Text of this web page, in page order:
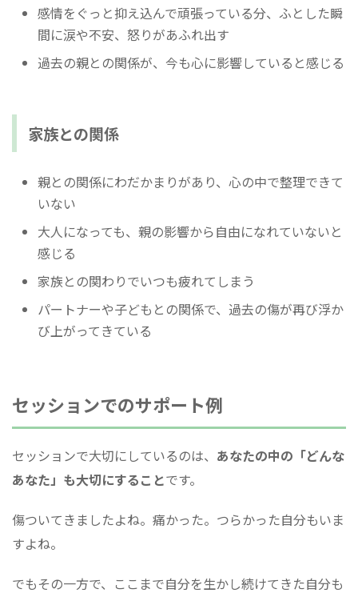
感情をぐっと抑え込んで頑張っている分、ふとした瞬
間に涙や不安、怒りがあふれ出す
過去の親との関係が、今も心に影響していると感じる
家族との関係
親との関係にわだかまりがあり、心の中で整理できて
いない
大人になっても、親の影響から自由になれていないと
感じる
家族との関わりでいつも疲れてしまう
パートナーや子どもとの関係で、過去の傷が再び浮か
び上がってきている
セッションでのサポート例
セッションで大切にしているのは、 あなたの中の「どんな
あなた」も大切にすることです。
傷ついてきましたよね。痛かった。つらかった自分もいま
すよね。
でもその一方で、ここまで自分を生かし続けてきた自分も